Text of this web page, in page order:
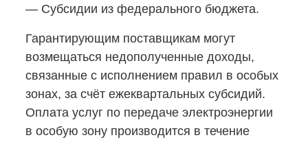
— Субсидии из федерального бюджета.
Гарантирующим поставщикам могут
возмещаться недополученные доходы,
связанные с исполнением правил в особых
зонах, за счёт ежеквартальных субсидий.
Оплата услуг по передаче электроэнергии
в особую зону производится в течение